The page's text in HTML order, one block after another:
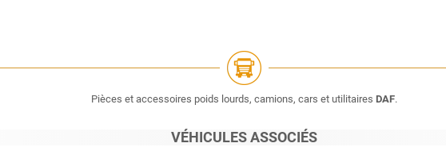
Pièces et accessoires poids lourds, camions, cars et utilitaires DAF.
VÉHICULES ASSOCIÉS